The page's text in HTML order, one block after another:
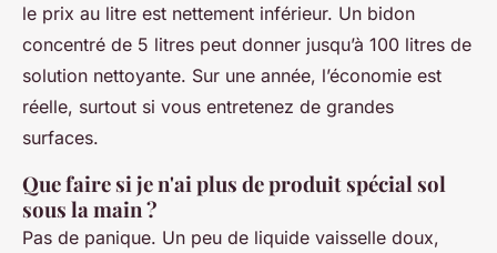
le prix au litre est nettement inférieur. Un bidon
concentré de 5 litres peut donner jusqu’à 100 litres de
solution nettoyante. Sur une année, l’économie est
réelle, surtout si vous entretenez de grandes
surfaces.
Que faire si je n'ai plus de produit spécial sol
sous la main ?
Pas de panique. Un peu de liquide vaisselle doux,